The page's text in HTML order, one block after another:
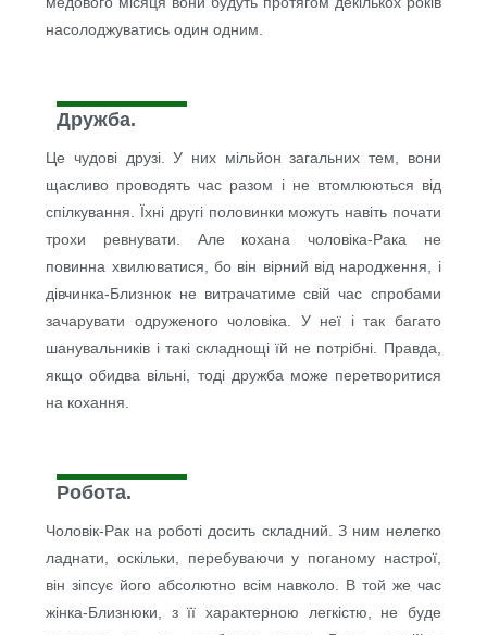
насолоджуватись один одним.
Дружба.
Це чудові друзі. У них мільйон загальних тем, вони
щасливо проводять час разом і не втомлюються від
спілкування. Їхні другі половинки можуть навіть почати
трохи ревнувати. Але кохана чоловіка-Рака не
повинна хвилюватися, бо він вірний від народження, і
дівчинка-Близнюк не витрачатиме свій час спробами
зачарувати одруженого чоловіка. У неї і так багато
шанувальників і такі складнощі їй не потрібні. Правда,
якщо обидва вільні, тоді дружба може перетворитися
на кохання.
Робота.
Чоловік-Рак на роботі досить складний. З ним нелегко
ладнати, оскільки, перебуваючи у поганому настрої,
він зіпсує його абсолютно всім навколо. В той же час
жінка-Близнюки, з її характерною легкістю, не буде